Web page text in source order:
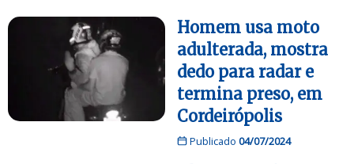
Homem usa moto
adulterada, mostra
dedo para radar e
termina preso, em
Cordeirópolis
Publicado 04/07/2024